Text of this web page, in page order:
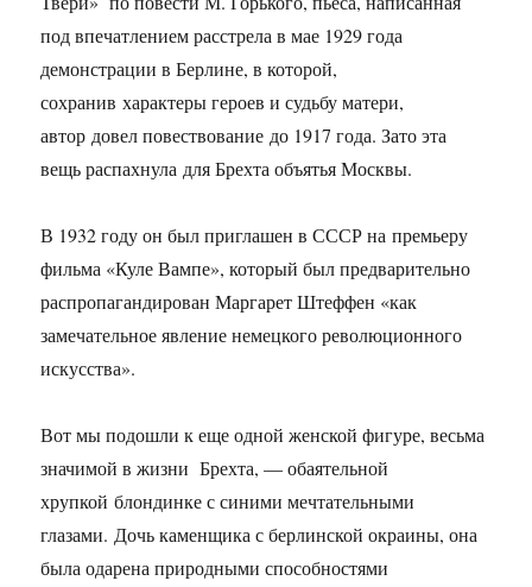
под впечатлением расстрела в мае 1929 года
демонстрации в Берлине, в которой,
сохранив характеры героев и судьбу матери,
автор довел повествование до 1917 года. Зато эта
вещь распахнула для Брехта объятья Москвы.
В 1932 году он был приглашен в СССР на премьеру
фильма «Куле Вампе», который был предварительно
распропагандирован Маргарет Штеффен «как
замечательное явление немецкого рево­люционного
искусства».
Вот мы подошли к еще одной женской фигуре, весьма
значимой в жизни Брехта, — обаятельной
хрупкой блондинке с синими мечтательными
глазами. Дочь каменщика с берлинской окраины, она
была одарена природными способностями